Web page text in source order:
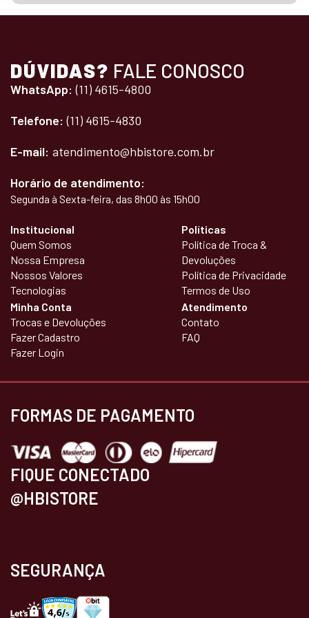
DÚVIDAS? FALE CONOSCO
WhatsApp: (11) 4615-4800
Telefone: (11) 4615-4830
E-mail: atendimento@hbistore.com.br
Horário de atendimento:
Segunda à Sexta-feira, das 8h00 às 15h00
Institucional
Quem Somos
Nossa Empresa
Nossos Valores
Tecnologias
Políticas
Política de Troca &
Devoluções
Política de Privacidade
Termos de Uso
Minha Conta
Trocas e Devoluções
Fazer Cadastro
Fazer Login
Atendimento
Contato
FAQ
FORMAS DE PAGAMENTO
FIQUE CONECTADO
@HBISTORE
SEGURANÇA